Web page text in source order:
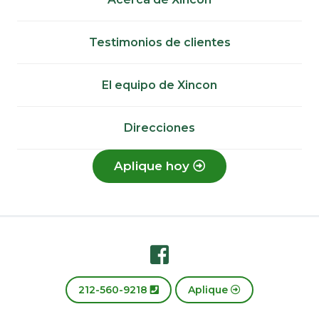
Testimonios de clientes
El equipo de Xincon
Direcciones
Aplique hoy
212-560-9218 Aplique